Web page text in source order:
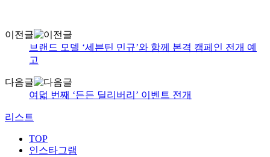
이전글
브랜드 모델 ‘세븐틴 민규’와 함께 본격 캠페인 전개 예
고
다음글
여덟 번째 ‘든든 딜리버리’ 이벤트 전개
리스트
TOP
인스타그램